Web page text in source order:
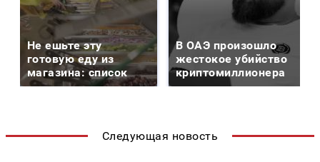
Не ешьте эту
готовую еду из
магазина: список
В ОАЭ произошло
жестокое убийство
криптомиллионера
Следующая новость